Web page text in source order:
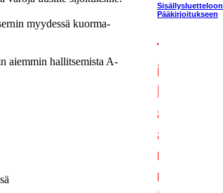
myydessä kuorma-
aiemmin hallitsemista A-
Sisällysluetteloon
Pääkirjoitukseen